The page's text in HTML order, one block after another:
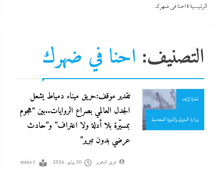
الرئيسية»احنا في ضهرك
التصنيف: احنا في ضهرك طاقة وتعدين
عرب و عالم
نشرة لايف
وزارة البترول والثروة المعدنية
تقدير موقف:حريق ميناء دمياط يشعل
الجدل العالمي بصراع الروايات..بين “هجوم
بمسيّرة بلا أدلة ولا اعتراف” و”حادث
عرضي بدون تبرير”
فريق التحرير 30 يوليو، 2026 1 mins